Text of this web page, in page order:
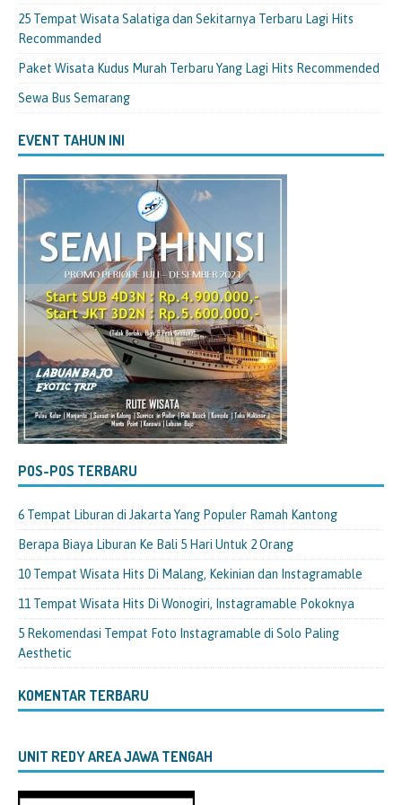
25 Tempat Wisata Salatiga dan Sekitarnya Terbaru Lagi Hits
Recommanded
Paket Wisata Kudus Murah Terbaru Yang Lagi Hits Recommended
Sewa Bus Semarang
EVENT TAHUN INI
POS-POS TERBARU
6 Tempat Liburan di Jakarta Yang Populer Ramah Kantong
Berapa Biaya Liburan Ke Bali 5 Hari Untuk 2 Orang
10 Tempat Wisata Hits Di Malang, Kekinian dan Instagramable
11 Tempat Wisata Hits Di Wonogiri, Instagramable Pokoknya
5 Rekomendasi Tempat Foto Instagramable di Solo Paling
Aesthetic
KOMENTAR TERBARU
UNIT REDY AREA JAWA TENGAH